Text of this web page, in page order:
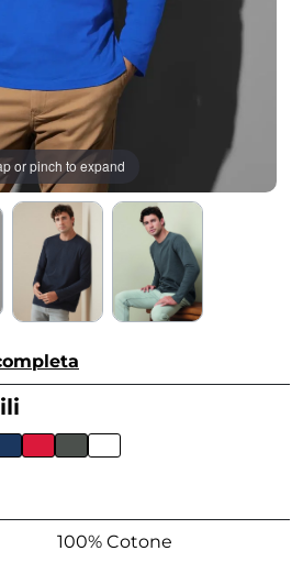
or pinch to expand
100% Cotone